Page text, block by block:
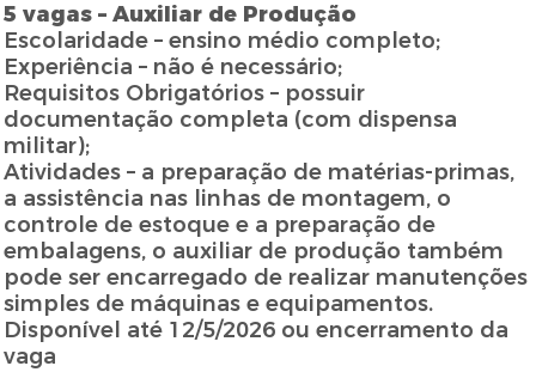
5 vagas – Auxiliar de Produção
Escolaridade – ensino médio completo;
Experiência – não é necessário;
Requisitos Obrigatórios – possuir
documentação completa (com dispensa
militar);
Atividades – a preparação de matérias-primas,
a assistência nas linhas de montagem, o
controle de estoque e a preparação de
embalagens, o auxiliar de produção também
pode ser encarregado de realizar manutenções
simples de máquinas e equipamentos.
Disponível até 12/5/2026 ou encerramento da
vaga